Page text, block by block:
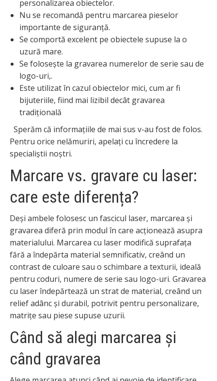
personalizarea obiectelor.
Nu se recomandă pentru marcarea pieselor
importante de siguranță.
Se comportă excelent pe obiectele supuse la o
uzură mare.
Se folosește la gravarea numerelor de serie sau de
logo-uri,.
Este utilizat în cazul obiectelor mici, cum ar fi
bijuteriile, fiind mai lizibil decât gravarea
tradițională
Sperăm că informațiile de mai sus v-au fost de folos.
Pentru orice nelămuriri, apelați cu încredere la
specialiștii noștri.
Marcare vs. gravare cu laser:
care este diferența?
Deși ambele folosesc un fascicul laser, marcarea și
gravarea diferă prin modul în care acționează asupra
materialului. Marcarea cu laser modifică suprafața
fără a îndepărta material semnificativ, creând un
contrast de culoare sau o schimbare a texturii, ideală
pentru coduri, numere de serie sau logo-uri. Gravarea
cu laser îndepărtează un strat de material, creând un
relief adânc și durabil, potrivit pentru personalizare,
matrițe sau piese supuse uzurii.
Când să alegi marcarea și
când gravarea